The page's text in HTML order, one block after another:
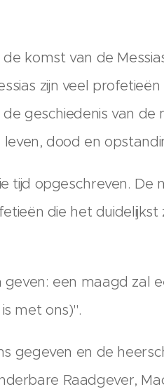
komst van de
zijn veel
geschiedenis van de
dood en
tijd opgeschreven. De
die het
een maagd zal
met ons)".
gegeven en de
Raadgever,